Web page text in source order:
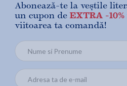
Abonează-te la veștile
un cupon de EXTRA -10%
viitoarea ta comandă!